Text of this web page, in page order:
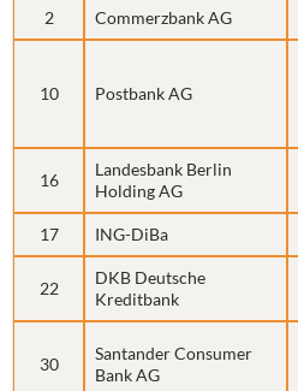
2 Commerzbank AG
10 Postbank AG
16
Landesbank Berlin
Holding AG
17 ING-DiBa
22
DKB Deutsche
Kreditbank
30
Santander Consumer
Bank AG